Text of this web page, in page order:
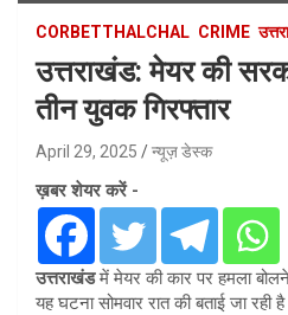
CORBETTHALCHAL CRIME
उत्तराखंड: मेयर की
तीन युवक गिरफ्तार
April 29, 2025 न्यूज़ डेस्क
ख़बर शेयर करें -
उत्तराखंडमें मेयर की कार पर हमला
यह घटना सोमवार रात की बताई जा